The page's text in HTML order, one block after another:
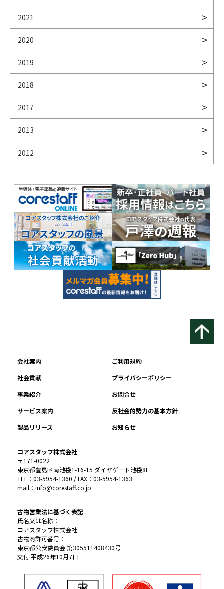
2021
2020
2019
2018
2017
2013
2012
会社案内
ご利用規約
社会貢献
プライバシーポリシー
事業紹介
お問合せ
サービス案内
反社会的勢力の基本方針
製品リリース
お知らせ
コアスタッフ株式会社
〒171-0022
東京都豊島区南池袋1-16-15 ダイヤゲート池袋8F
TEL：03-5954-1360 / FAX：03-5954-1363
mail：info@corestaff.co.jp
古物営業法に基づく表記
氏名又は名称：
コアスタッフ株式会社
古物商許可番号：
東京都公安委員会 第305511408430号
交付 平成26年10月7日